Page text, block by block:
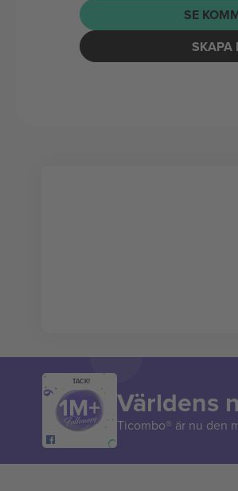
SE
SKAPA
TACK!
Världens
Ticombo® är nu den